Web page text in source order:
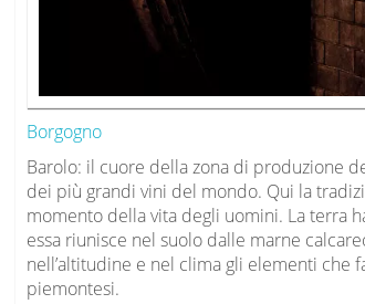
Borgogno
Barolo: il cuore della zona di produzione
dei più grandi vini del mondo. Qui la
momento della vita degli uomini. La terra
essa riunisce nel suolo dalle marne
nell’altitudine e nel clima gli elementi che
piemontesi.